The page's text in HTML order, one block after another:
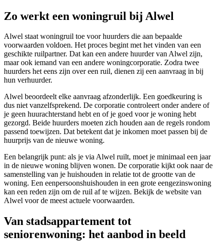
Zo werkt een woningruil bij Alwel
Alwel staat woningruil toe voor huurders die aan bepaalde
voorwaarden voldoen. Het proces begint met het vinden van een
geschikte ruilpartner. Dat kan een andere huurder van Alwel zijn,
maar ook iemand van een andere woningcorporatie. Zodra twee
huurders het eens zijn over een ruil, dienen zij een aanvraag in bij
hun verhuurder.
Alwel beoordeelt elke aanvraag afzonderlijk. Een goedkeuring is
dus niet vanzelfsprekend. De corporatie controleert onder andere of
je geen huurachterstand hebt en of je goed voor je woning hebt
gezorgd. Beide huurders moeten zich houden aan de regels rondom
passend toewijzen. Dat betekent dat je inkomen moet passen bij de
huurprijs van de nieuwe woning.
Een belangrijk punt: als je via Alwel ruilt, moet je minimaal een jaar
in de nieuwe woning blijven wonen. De corporatie kijkt ook naar de
samenstelling van je huishouden in relatie tot de grootte van de
woning. Een eenpersoonshuishouden in een grote eengezinswoning
kan een reden zijn om de ruil af te wijzen. Bekijk de website van
Alwel voor de meest actuele voorwaarden.
Van stadsappartement tot
seniorenwoning: het aanbod in beeld